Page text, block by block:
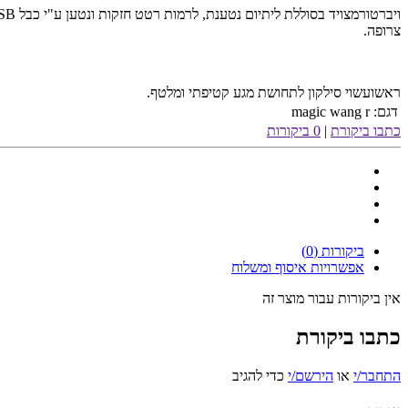
ויברטורמצויד בסוללת ליתיום נטענת, לרמות רטט חזקות ונטען ע"י כבל
צרופה.
ראשועשוי סילקון לתחושת מגע קטיפתי ומלטף.
דגם: magic wang r
כתבו ביקורת | 0 ביקורות
ביקורות (0)
אפשרויות איסוף ומשלוח
אין ביקורות עבור מוצר זה
כתבו ביקורת
התחבר/י או הירשם/י כדי להגיב